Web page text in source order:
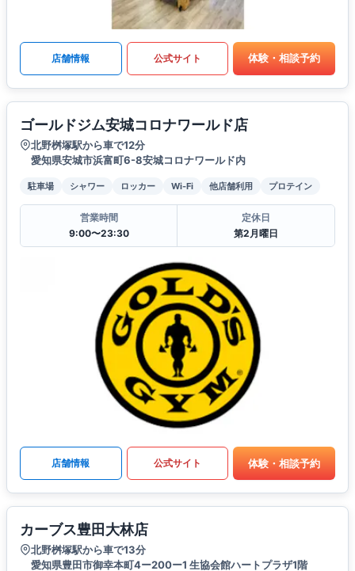
店舗情報 公式サイト 体験・相談予約
ゴールドジム安城コロナワールド店
北野桝塚駅から車で12分
愛知県安城市浜富町6-8安城コロナワールド内
駐車場 シャワー ロッカー Wi-Fi 他店舗利用 プロテイン
営業時間
9:00〜23:30
定休日
第2月曜日
店舗情報 公式サイト 体験・相談予約
カーブス豊田大林店
北野桝塚駅から車で13分
愛知県豊田市御幸本町4ー200ー1 生協会館ハートプラザ1階